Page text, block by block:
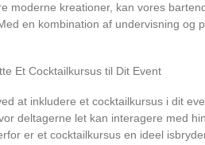
moderne kreationer, kan vores
en kombination af undervisning og
Et Cocktailkursus til Dit Event
at inkludere et cocktailkursus i dit
deltagerne let kan interagere med
er et cocktailkursus en ideel